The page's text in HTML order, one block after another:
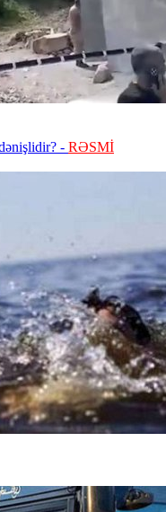
- RƏSMİ